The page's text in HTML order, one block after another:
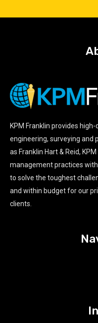
KPM Franklin provides
engineering, surveying and
as Franklin Hart & Reid,
management practices
to solve the toughest
and within budget for our
clients.